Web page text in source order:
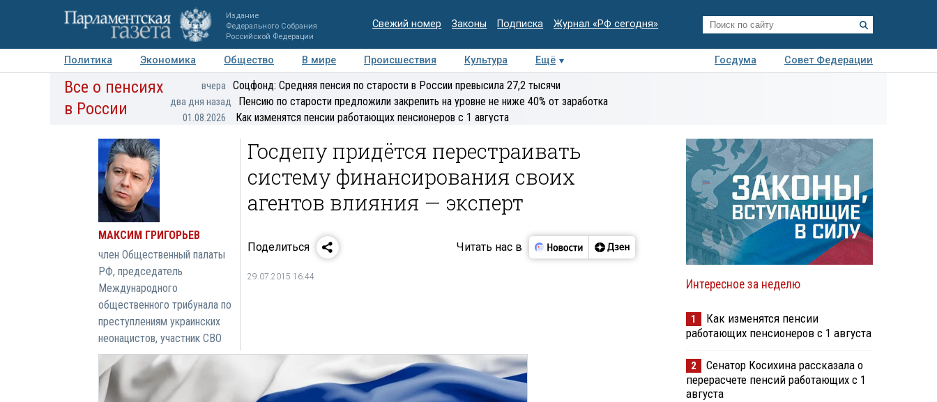
Издание
Федерального Собрания
Российской Федерации
Свежий номер Законы Подписка Журнал «РФ сегодня»
Политика Экономика Общество В мире Происшествия Культура Ещё Госдума
Совет Федерации
Авторы Персоны Мнения Регионы Медиацентр Интервью Колумнисты
экспертиза
Все о пенсиях
в России
вчера Соцфонд: Средняя пенсия по старости в России превысила 27,2 тысячи
два дня назад Пенсию по старости предложили закрепить на уровне не ниже 40% от заработка
01.08.2026 Как изменятся пенсии работающих пенсионеров с 1 августа
МАКСИМ ГРИГОРЬЕВ
член Общественный палаты
РФ, председатель
Международного
общественного трибунала по
преступлениям украинских
неонацистов, участник СВО
Госдепу придётся перестраивать
систему финансирования своих
агентов влияния — эксперт
Поделиться Читать нас в
29.07.2015 16:44
Интересное за неделю
1
Как изменятся пенсии
работающих пенсионеров с 1 августа
2
Сенатор Косихина рассказала о
перерасчете пенсий работающих с 1
августа